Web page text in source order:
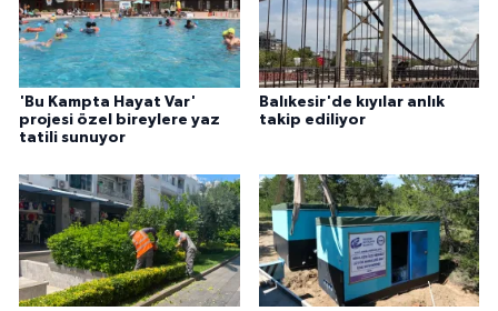
'Bu Kampta Hayat Var'
projesi özel bireylere yaz
tatili sunuyor
Balıkesir'de kıyılar anlık
takip ediliyor